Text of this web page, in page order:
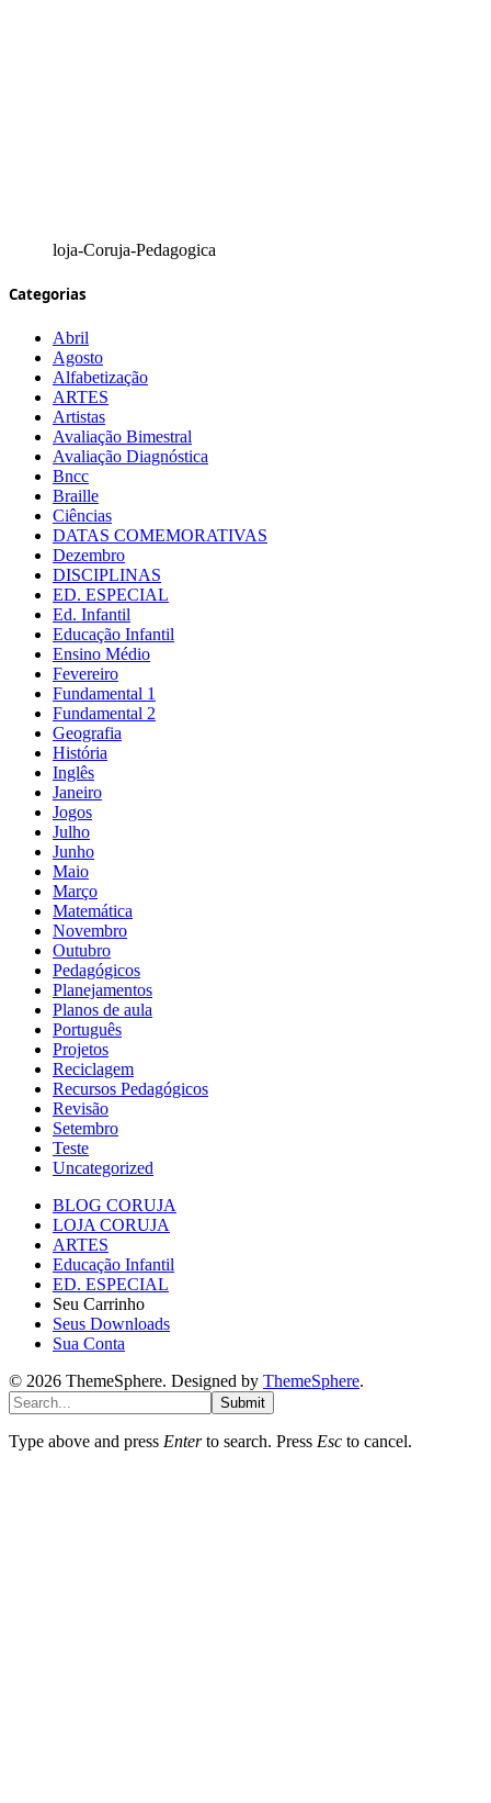
loja-Coruja-Pedagogica
Categorias
Abril
Agosto
Alfabetização
ARTES
Artistas
Avaliação Bimestral
Avaliação Diagnóstica
Bncc
Braille
Ciências
DATAS COMEMORATIVAS
Dezembro
DISCIPLINAS
ED. ESPECIAL
Ed. Infantil
Educação Infantil
Ensino Médio
Fevereiro
Fundamental 1
Fundamental 2
Geografia
História
Inglês
Janeiro
Jogos
Julho
Junho
Maio
Março
Matemática
Novembro
Outubro
Pedagógicos
Planejamentos
Planos de aula
Português
Projetos
Reciclagem
Recursos Pedagógicos
Revisão
Setembro
Teste
Uncategorized
BLOG CORUJA
LOJA CORUJA
ARTES
Educação Infantil
ED. ESPECIAL
Seu Carrinho
Seus Downloads
Sua Conta
© 2026 ThemeSphere. Designed by ThemeSphere.
Submit
Type above and press Enterto search. Press Esc to cancel.